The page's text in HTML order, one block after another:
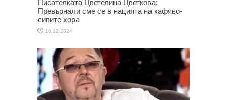
Писателката Цветелина Цветкова:
Превърнали сме се в нацията на кафяво-
сивите хора
16.12.2024